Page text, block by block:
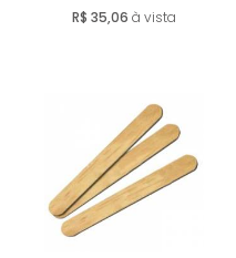
R$ 35,06 à vista